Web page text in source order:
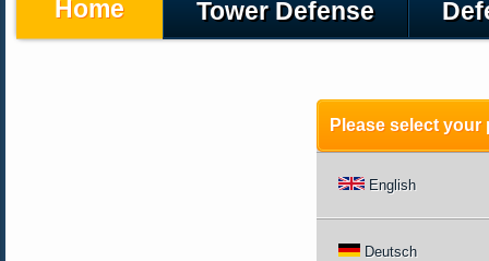
Home Tower Defense
Please select
English
Deutsch